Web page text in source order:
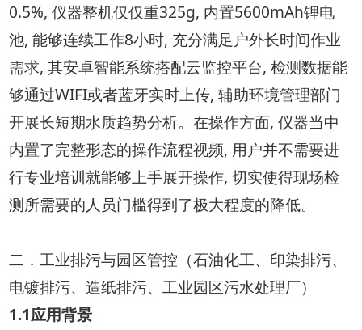
0.5%, 仪器整机仅仅重325g, 内置5600mAh锂电
池, 能够连续工作8小时, 充分满足户外长时间作业
需求, 其安卓智能系统搭配云监控平台, 检测数据能
够通过WIFI或者蓝牙实时上传, 辅助环境管理部门
开展长短期水质趋势分析。在操作方面, 仪器当中
内置了完整形态的操作流程视频, 用户并不需要进
行专业培训就能够上手展开操作, 切实使得现场检
测所需要的人员门槛得到了极大程度的降低。
二．工业排污与园区管控（石油化工、印染排污、
电镀排污、造纸排污、工业园区污水处理厂）
1.1应用背景